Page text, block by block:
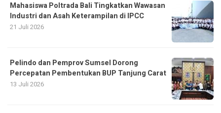
Mahasiswa Poltrada Bali Tingkatkan Wawasan
Industri dan Asah Keterampilan di IPCC
21 Juli 2026
Pelindo dan Pemprov Sumsel Dorong
Percepatan Pembentukan BUP Tanjung Carat
13 Juli 2026